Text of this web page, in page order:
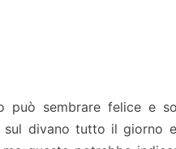
può sembrare felice e
sul divano tutto il giorno